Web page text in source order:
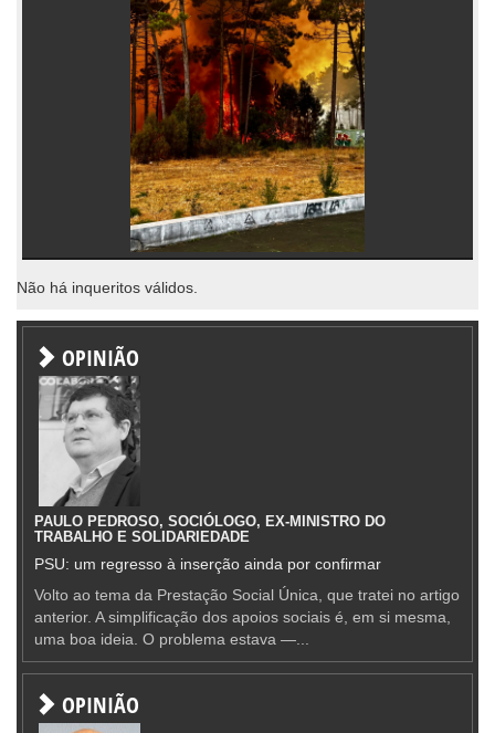
Não há inqueritos válidos.
OPINIÃO
PAULO PEDROSO, SOCIÓLOGO, EX-MINISTRO DO
TRABALHO E SOLIDARIEDADE
PSU: um regresso à inserção ainda por confirmar
Volto ao tema da Prestação Social Única, que tratei no artigo
anterior. A simplificação dos apoios sociais é, em si mesma,
uma boa ideia. O problema estava —...
OPINIÃO